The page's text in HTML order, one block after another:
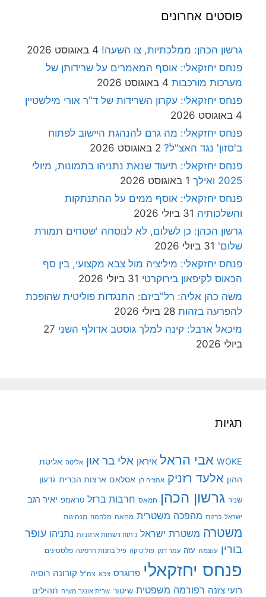
פוסטים אחרונים
גרשון הכהן: ממלכתיות, צו השעה! 4 באוגוסט 2026
פנחס יחזקאלי: אוסף המאמרים על שרידותן של
מערכות מורכבות 4 באוגוסט 2026
פנחס יחזקאלי: עקרון השרידות של ד"ר אורי מילשטיין
4 באוגוסט 2026
פנחס יחזקאלי: מה גרם להנהגת היישוב לפתוח
ב'סזון' נגד האצ"ל? 2 באוגוסט 2026
פנחס יחזקאלי: תיעוד שנאת נתניהו בתמונות, מיולי
2025 ואילך
1 באוגוסט 2026
פנחס יחזקאלי: אוסף ממים על ההתנתקות
והשלכותיה 31 ביולי 2026
גרשון הכהן: כן לשלום, לא לנוסחה 'שטחים תמורת
שלום' 31 ביולי 2026
פנחס יחזקאלי: מיליציה מול צבא מקצועי, בין סף
הכאוס לקיפאון בירוקרטי 31 ביולי 2026
משה כהן אליה: רל"ביזם: התנגדות פוליטית שהופכת
להפרעה בזהות 28 ביולי 2026
מיכאל ארבל: קינה למלך גוסטב אדולף השני 27
ביולי 2026
תגיות
WOKE אבי הראל איראן אלי בר און אליטה אליטת
ההון אלעד רזניק אמציה חן אסלאם ארצות הברית גדעון
שניר גרשון הכהן חמאס חרבות ברזל טראמפ יאיר רגב
ישראל כרזות מהפכה משטרית מחאה מלחמה מנהיגות
משטרה משטרת ישראל ניתוח רשתות ארגוניות נתניהו עופר
בורין עוצמה עזה עמר דנק פוליטיקה פיל בחנות חרסינה פלסטינים
פנחס יחזקאלי פרוגרס צבא צה"ל קורונה רוסיה
רועי צזנה רפורמה משפטית שיטור שרית אונגר משיח תהילים